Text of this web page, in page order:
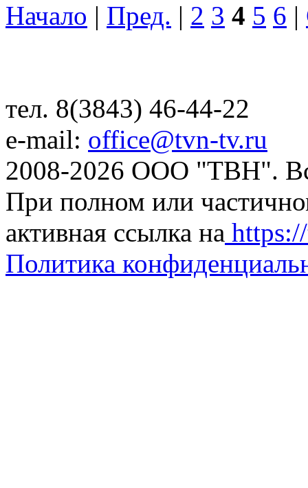
Начало | Пред. | 2 3 4 5 6 |
тел. 8(3843) 46-44-22
e-mail: office@tvn-tv.ru
2008-2026 ООО "ТВН".
При полном или
активная ссылка на
Политика